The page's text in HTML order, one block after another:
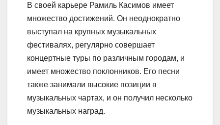
В своей карьере Рамиль Касимов имеет
множество достижений. Он неоднократно
выступал на крупных музыкальных
фестивалях, регулярно совершает
концертные туры по различным городам, и
имеет множество поклонников. Его песни
также занимали высокие позиции в
музыкальных чартах, и он получил несколько
музыкальных наград.